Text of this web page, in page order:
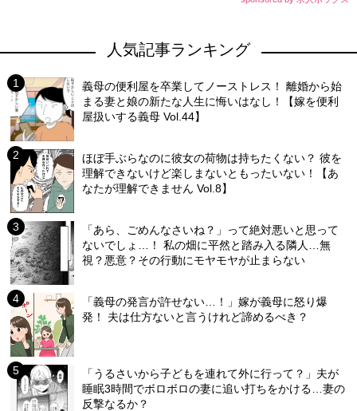
人気記事ランキング
義母の便利屋を卒業してノーストレス！ 離婚から始
まる妻と娘の新たな人生に悔いはなし！【嫁を便利
屋扱いする義母 Vol.44】
ほぼ手ぶらなのに彼女の荷物は持ちたくない？ 彼を
理解できないけど楽しまないともったいない！【あ
なたが理解できません Vol.8】
「あら、ごめんなさいね？」って絶対悪いと思って
ないでしょ…！ 私の畑に平然と踏み入る隣人…無
視？悪意？その行動にモヤモヤが止まらない
「義母の発言が許せない…！」嫁が義母に怒り爆
発！ 夫は仕方ないと言うけれど諦めるべき？
「うるさいから子どもを連れて外に行って？」夫が
睡眠3時間でボロボロの妻に追い打ちをかける…妻の
反撃なるか？